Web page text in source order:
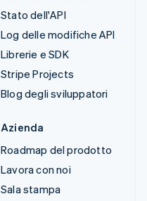
Stato dell'API
Log delle modifiche API
Librerie e SDK
Stripe Projects
Blog degli sviluppatori
Azienda
Roadmap del prodotto
Lavora con noi
Sala stampa